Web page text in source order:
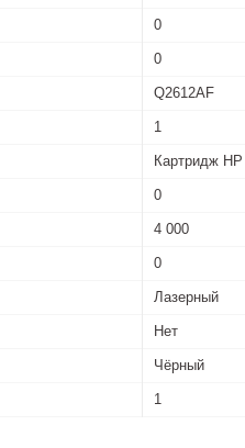
0
0
Q2612AF
1
Картридж
0
4 000
0
Лазерный
Нет
Чёрный
1